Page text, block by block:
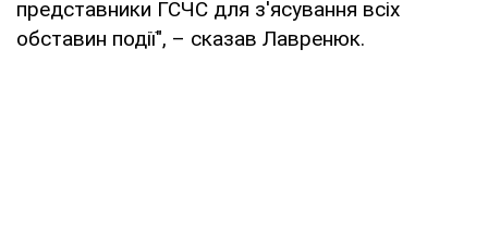
представники ГСЧС для з'ясування всіх
обставин події", – сказав Лавренюк.